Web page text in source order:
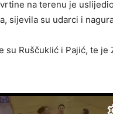
na terenu je
sijevila su udarci i
su Ruščuklić i Pajić, te je